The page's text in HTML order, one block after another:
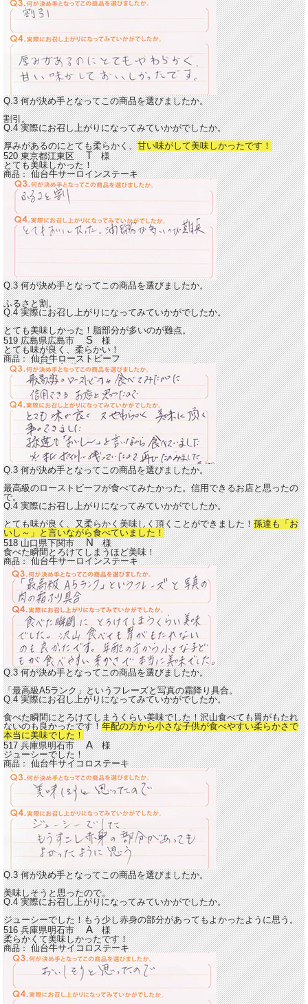
Q.3 何が決め手となってこの商品を選びましたか。
割引。
Q.4 実際にお召し上がりになってみていかがでしたか。
厚みがあるのにとても柔らかく、甘い味がして美味しかったです！
520 東京都江東区T様
とても美味しかった！
商品：仙台牛サーロインステーキ
Q.3 何が決め手となってこの商品を選びましたか。
ふるさと割。
Q.4 実際にお召し上がりになってみていかがでしたか。
とても美味しかった！脂部分が多いのが難点。
519 広島県広島市S様
とても味が良く、柔らかい！
商品：仙台牛ローストビーフ
Q.3 何が決め手となってこの商品を選びましたか。
最高級のローストビーフが食べてみたかった。信用できるお店と思ったの
で。
Q.4 実際にお召し上がりになってみていかがでしたか。
とても味が良く、又柔らかく美味しく頂くことができました！孫達も「お
いし～」と言いながら食べていました！
518 山口県下関市N様
食べた瞬間とろけてしまうほど美味！
商品：仙台牛サーロインステーキ
Q.3 何が決め手となってこの商品を選びましたか。
「最高級A5ランク」というフレーズと写真の霜降り具合。
Q.4 実際にお召し上がりになってみていかがでしたか。
食べた瞬間にとろけてしまうくらい美味でした！沢山食べても胃がもたれ
ないのも良かったです！年配の方から小さな子供が食べやすい柔らかさで
本当に美味でした！
517 兵庫県明石市A様
ジューシーでした！
商品：仙台牛サイコロステーキ
Q.3 何が決め手となってこの商品を選びましたか。
美味しそうと思ったので。
Q.4 実際にお召し上がりになってみていかがでしたか。
ジューシーでした！もう少し赤身の部分があってもよかったように思う。
516 兵庫県明石市A様
柔らかくて美味しかったです！
商品：仙台牛サイコロステーキ